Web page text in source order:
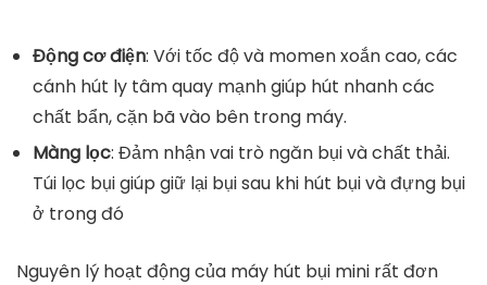
Động cơ điện: Với tốc độ và momen xoắn cao, các
cánh hút ly tâm quay mạnh giúp hút nhanh các
chất bẩn, cặn bã vào bên trong máy.
Màng lọc: Đảm nhận vai trò ngăn bụi và chất thải.
Túi lọc bụi giúp giữ lại bụi sau khi hút bụi và đựng bụi
ở trong đó
Nguyên lý hoạt động của máy hút bụi mini rất đơn